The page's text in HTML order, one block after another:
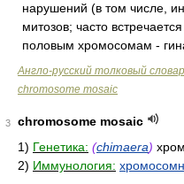
нарушений (в том числе,
митозов; часто
половым хромосомам -
Англо-русский толковый
chromosome mosaic
3
chromosome mosaic
1) Генетика: (chimaera)
2) Иммунология: